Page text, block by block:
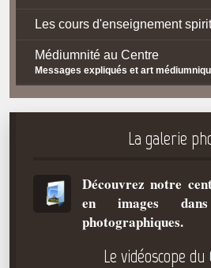
Les cours d'enseignement
Médiumnité au Centre
Messages expliqués et art
Contact / Accès
Plan d'accès
La doctrine Spirite
Qu'est-ce que c'est ?
Les bases du spiritisme
La galerie
Découvrez notre
en images
photographiques.
Le vidéoscope